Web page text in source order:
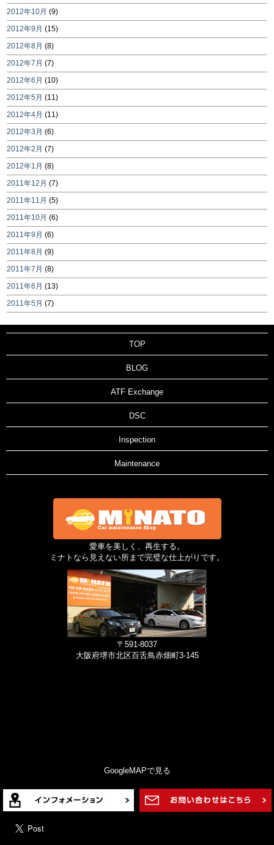
2012年10月 (9)
2012年9月 (15)
2012年8月 (8)
2012年7月 (7)
2012年6月 (10)
2012年5月 (11)
2012年4月 (11)
2012年3月 (6)
2012年2月 (7)
2012年1月 (8)
2011年12月 (7)
2011年11月 (5)
2011年10月 (6)
2011年9月 (6)
2011年8月 (9)
2011年7月 (8)
2011年6月 (13)
2011年5月 (7)
TOP
BLOG
ATF Exchange
DSC
Inspection
Maintenance
愛車を美しく、再生する。
ミナトなら見えない所まで完璧な仕上がりです。
〒591-8037
大阪府堺市北区百舌鳥赤畑町3-145
GoogleMAPで見る